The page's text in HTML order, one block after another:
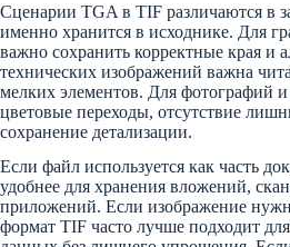
Сценарии TGA в TIF различаются в
именно хранится в исходнике. Для
важно сохранить корректные края и
технических изображений важна
мелких элементов. Для фотографий
цветовые переходы, отсутствие
сохранение детализации.
Если файл используется как часть
удобнее для хранения вложений,
приложений. Если изображение
формат TIF часто лучше подходит